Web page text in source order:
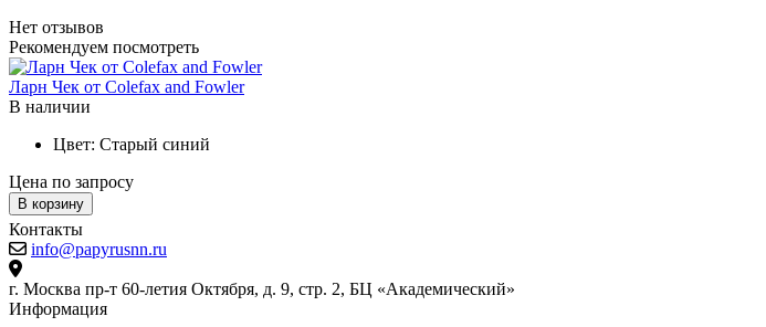
Нет отзывов
Рекомендуем посмотреть
Ларн Чек от Colefax and Fowler
В наличии
Цвет: Старый синий
Цена по запросу
В корзину
Контакты
info@papyrusnn.ru
г. Москва пр-т 60-летия Октября, д. 9, стр. 2, БЦ «Академический»
Информация